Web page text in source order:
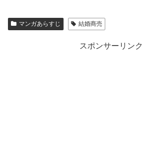
マンガあらすじ 結婚商売
スポンサーリンク